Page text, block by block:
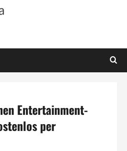
Entertainment-
per